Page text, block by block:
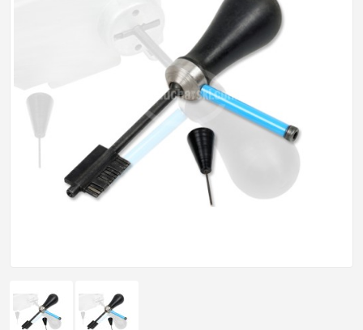
ЗАГОТОВКИ ERREBI
ЗАГОТОВКИ ДРУГИ
ОРИГИНАЛНИ АВТОКЛЮЧОВЕ
Покажи всички
КУТИЙКИ И АВТОКЛЮЧОВЕ
МАСЛА, ХИМИЯ И СПРЕЙОВЕ VOULIS